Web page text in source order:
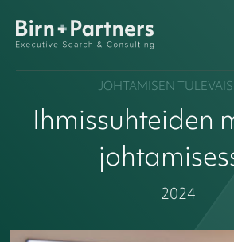
JOHTAMISEN
Ihmissuhteiden
2024